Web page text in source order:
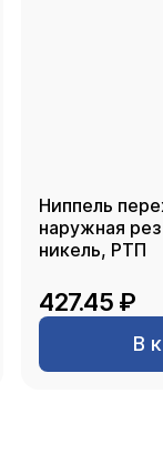
Ниппель
наружная
никель, РТП
427.45 ₽
В